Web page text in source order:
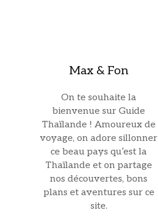
Max & Fon
On te souhaite la
bienvenue sur Guide
Thaïlande ! Amoureux de
voyage, on adore sillonner
ce beau pays qu’est la
Thaïlande et on partage
nos découvertes, bons
plans et aventures sur ce
site.